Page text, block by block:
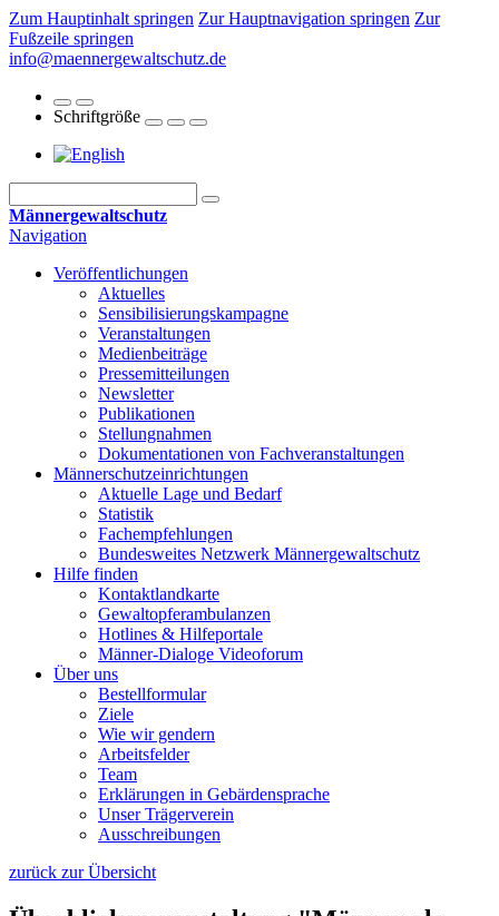
Zum Hauptinhalt springen Zur Hauptnavigation springen Zur
Fußzeile springen
info@maennergewaltschutz.de
Schriftgröße
Männergewaltschutz
Navigation
Veröffentlichungen
Aktuelles
Sensibilisierungskampagne
Veranstaltungen
Medienbeiträge
Pressemitteilungen
Newsletter
Publikationen
Stellungnahmen
Dokumentationen von Fachveranstaltungen
Männerschutz­einrichtungen
Aktuelle Lage und Bedarf
Statistik
Fachempfehlungen
Bundesweites Netzwerk Männergewaltschutz
Hilfe finden
Kontaktlandkarte
Gewaltopfer­ambulanzen
Hotlines & Hilfeportale
Männer-Dialoge Videoforum
Über uns
Bestellformular
Ziele
Wie wir gendern
Arbeitsfelder
Team
Erklärungen in Gebärdensprache
Unser Trägerverein
Ausschreibungen
zurück zur Übersicht